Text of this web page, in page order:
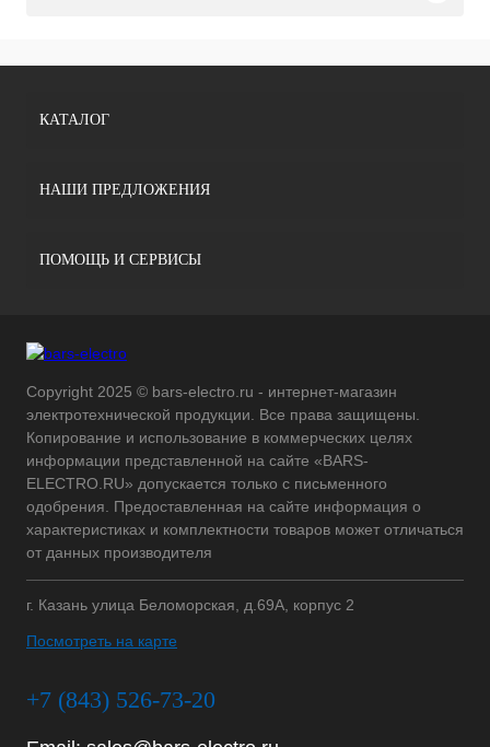
КАТАЛОГ
НАШИ ПРЕДЛОЖЕНИЯ
ПОМОЩЬ И СЕРВИСЫ
Copyright 2025 © bars-electro.ru - интернет-магазин
электротехнической продукции. Все права защищены.
Копирование и использование в коммерческих целях
информации представленной на сайте «BARS-
ELECTRO.RU» допускается только с письменного
одобрения. Предоставленная на сайте информация о
характеристиках и комплектности товаров может отличаться
от данных производителя
г. Казань улица Беломорская, д.69А, корпус 2
Посмотреть на карте
+7 (843) 526-73-20